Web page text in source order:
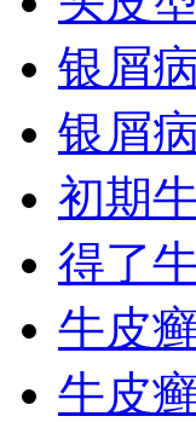
银屑
银屑
初期
得了
牛皮
牛皮